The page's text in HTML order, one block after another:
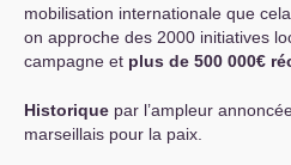
mobilisation internationale que
on approche des 2000 initiatives
campagne et plus de 500 000€
Historique par l’ampleur
marseillais pour la paix.